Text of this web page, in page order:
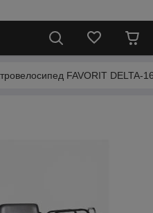
FAVORIT DELTA-